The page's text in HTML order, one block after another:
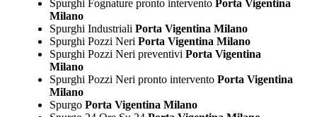
Spurghi Fognature pronto interventoPorta Vigentina
Milano
Spurghi Industriali Porta Vigentina Milano
Spurghi Pozzi Neri Porta Vigentina Milano
Spurghi Pozzi Neri preventivi Porta Vigentina
Milano
Spurghi Pozzi Neri pronto interventoPorta Vigentina
Milano
SpurgoPorta Vigentina Milano